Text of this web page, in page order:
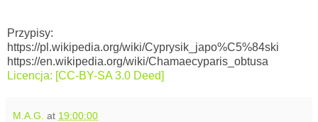
Przypisy:
https://pl.wikipedia.org/wiki/Cyprysik_japo%C5%84ski
https://en.wikipedia.org/wiki/Chamaecyparis_obtusa
Licencja: [CC-BY-SA 3.0 Deed]
M.A.G. at 19:00:00